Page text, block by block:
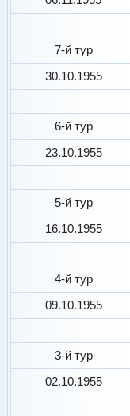
7-й тур
30.10.1955
6-й тур
23.10.1955
5-й тур
16.10.1955
4-й тур
09.10.1955
3-й тур
02.10.1955